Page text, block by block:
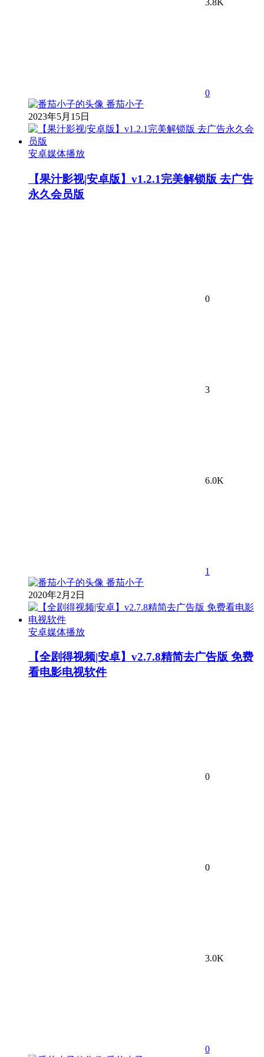
3.8K
0
番茄小子
2023年5月15日
安卓媒体播放
【果汁影视|安卓版】v1.2.1完美解锁版 去广告
永久会员版
0
3
6.0K
1
番茄小子
2020年2月2日
安卓媒体播放
【全剧得视频|安卓】v2.7.8精简去广告版 免费
看电影电视软件
0
0
3.0K
0